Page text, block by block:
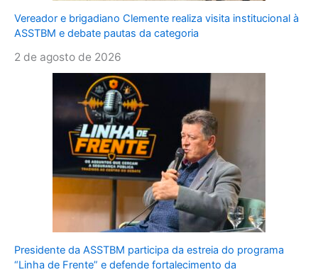
Vereador e brigadiano Clemente realiza visita institucional à
ASSTBM e debate pautas da categoria
2 de agosto de 2026
Presidente da ASSTBM participa da estreia do programa
“Linha de Frente” e defende fortalecimento da